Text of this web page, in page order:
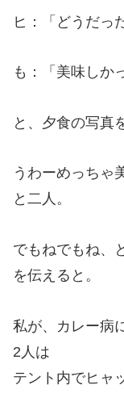
ヒ：「どうだっ
も：「美味しか
と、夕食の写真
うわーめっちゃ
と二人。
でもねでもね、
を伝えると。
私が、カレー病
2人は
テント内でヒャ